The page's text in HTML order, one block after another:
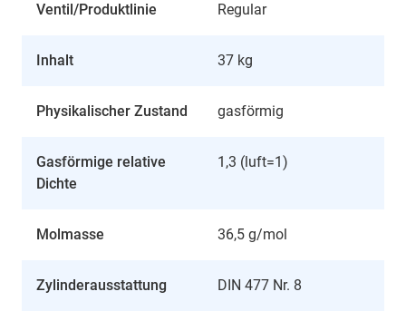
Ventil/Produktlinie Regular
Inhalt 37 kg
Physikalischer Zustand gasförmig
Gasförmige relative
Dichte
1,3 (luft=1)
Molmasse 36,5 g/mol
Zylinderausstattung DIN 477 Nr. 8